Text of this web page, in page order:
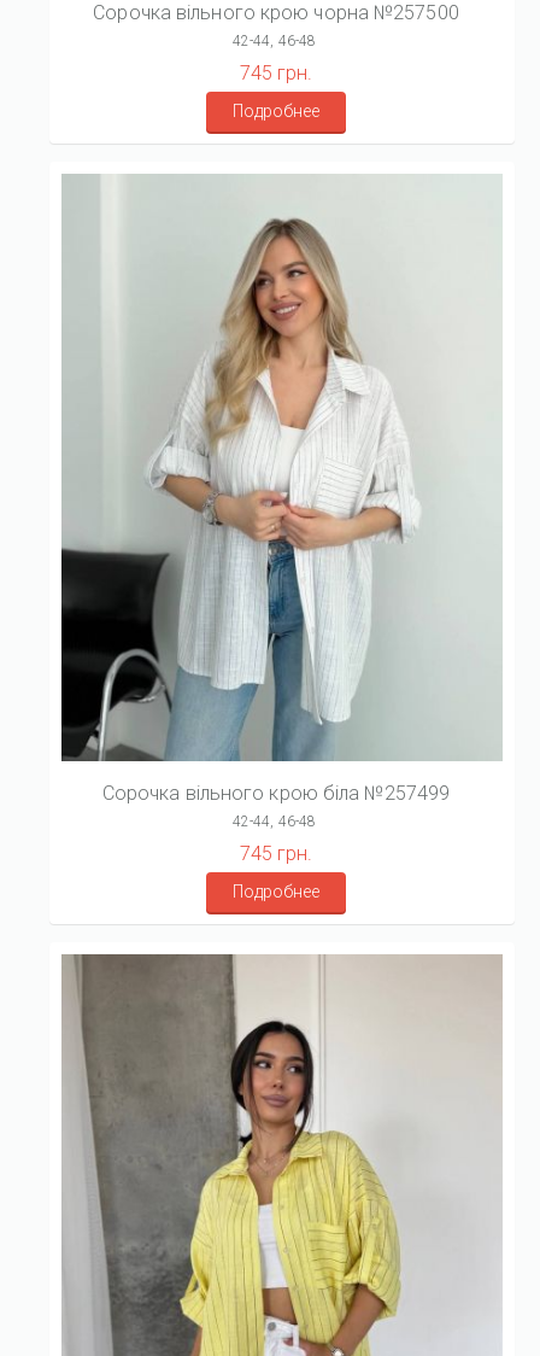
Сорочка вільного крою чорна №257500
42-44, 46-48
745 грн.
Подробнее
Сорочка вільного крою біла №257499
42-44, 46-48
745 грн.
Подробнее